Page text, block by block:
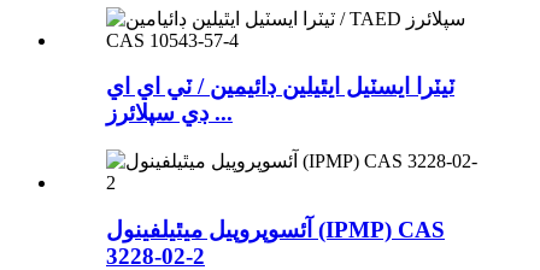
ٽيٽرا ايسٽيل ايٿيلين ڊائيمين / ٽي اي اي
ڊي سپلائرز ...
آئسوپروپيل ميٿيلفينول (IPMP) CAS
3228-02-2